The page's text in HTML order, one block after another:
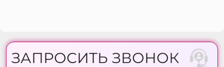
ЗАПРОСИТЬ ЗВОНОК